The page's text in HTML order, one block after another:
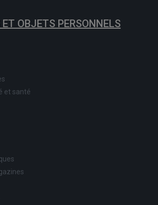
OBJETS PERSONNELS
et santé